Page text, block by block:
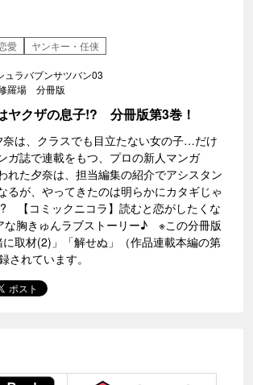
愛 ヤンキー・任侠
ュラバブンサツバン03
羅場 分冊版
ヤクザの息子!? 分冊版第3巻！
は、クラスでも目立たない女の子…だけ
ガ誌で連載をもつ、プロの新人マンガ
た夕奈は、担当編集の紹介でアシスタン
るが、やってきたのは明らかにカタギじゃ
【コミックニコラ】読むと恋がしたくな
な胸きゅんラブストーリー♪ ※この分冊版
取材(2)」「解せぬ」（作品連載本編の第
されています。